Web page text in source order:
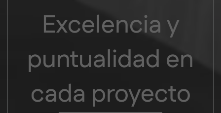
Excelencia y
puntualidad en
cada proyecto